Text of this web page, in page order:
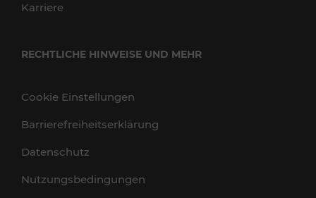
Karriere
RECHTLICHE HINWEISE UND MEHR
Cookie Einstellungen
Barrierefreiheitserklärung
Datenschutz
Nutzungsbedingungen